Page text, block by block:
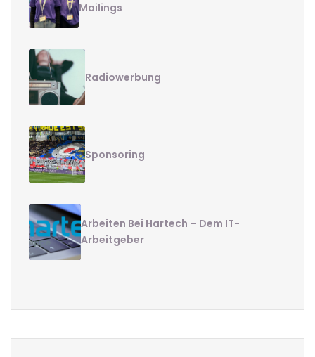
Mailings
Radiowerbung
Sponsoring
Arbeiten Bei Hartech – Dem IT-
Arbeitgeber